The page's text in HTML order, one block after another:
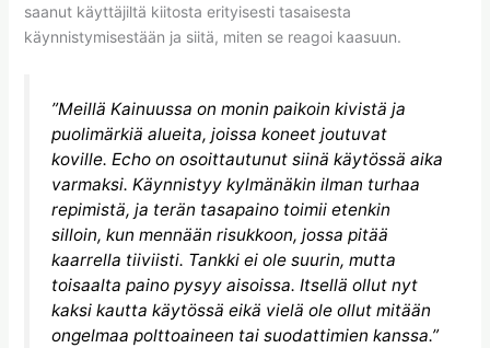
saanut käyttäjiltä kiitosta erityisesti tasaisesta
käynnistymisestään ja siitä, miten se reagoi kaasuun.
”Meillä Kainuussa on monin paikoin kivistä ja
puolimärkiä alueita, joissa koneet joutuvat
koville. Echo on osoittautunut siinä käytössä aika
varmaksi. Käynnistyy kylmänäkin ilman turhaa
repimistä, ja terän tasapaino toimii etenkin
silloin, kun mennään risukkoon, jossa pitää
kaarrella tiiviisti. Tankki ei ole suurin, mutta
toisaalta paino pysyy aisoissa. Itsellä ollut nyt
kaksi kautta käytössä eikä vielä ole ollut mitään
ongelmaa polttoaineen tai suodattimien kanssa.”